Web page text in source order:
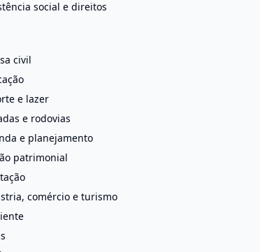
social e direitos
civil
e lazer
e rodovias
e planejamento
patrimonial
comércio e turismo